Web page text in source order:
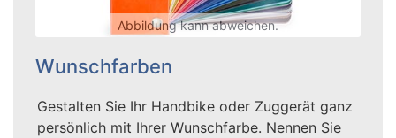
Abbildung kann abweichen.
Wunschfarben
Gestalten Sie Ihr Handbike oder Zuggerät ganz
persönlich mit Ihrer Wunschfarbe. Nennen Sie